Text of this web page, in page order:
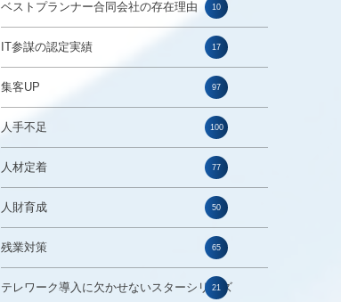
ベストプランナー合同会社の存在理由 10
IT参謀の認定実績 17
集客UP 97
人手不足 100
人材定着 77
人財育成 50
残業対策 65
テレワーク導入に欠かせないスターシリーズ
21